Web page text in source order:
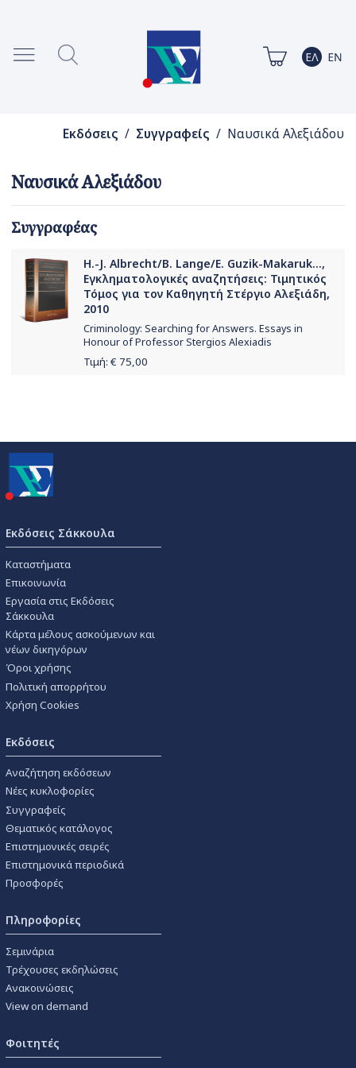
Εκδόσεις / Συγγραφείς / Ναυσικά Αλεξιάδου
Ναυσικά Αλεξιάδου
Συγγραφέας
H.-J. Albrecht/B. Lange/E. Guzik-Makaruk...,
Εγκληματολογικές αναζητήσεις: Τιμητικός
Τόμος για τον Καθηγητή Στέργιο Αλεξιάδη,
2010
Criminology: Searching for Answers. Essays in
Honour of Professor Stergios Alexiadis
Τιμή: € 75,00
Εκδόσεις Σάκκουλα
Καταστήματα
Επικοινωνία
Εργασία στις Εκδόσεις
Σάκκουλα
Κάρτα μέλους ασκούμενων και
νέων δικηγόρων
Όροι χρήσης
Πολιτική απορρήτου
Χρήση Cookies
Εκδόσεις
Αναζήτηση εκδόσεων
Νέες κυκλοφορίες
Συγγραφείς
Θεματικός κατάλογος
Επιστημονικές σειρές
Επιστημονικά περιοδικά
Προσφορές
Πληροφορίες
Σεμινάρια
Τρέχουσες εκδηλώσεις
Ανακοινώσεις
View on demand
Φοιτητές